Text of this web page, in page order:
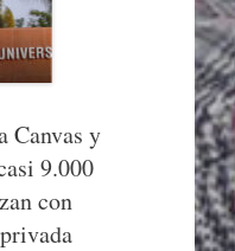
Canvas y
9.000
con